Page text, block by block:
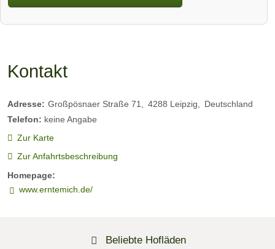
Kontakt
Adresse: Großpösnaer Straße 71 4288 Leipzig
Deutschland
Telefon: keine Angabe
Zur Karte
Zur Anfahrtsbeschreibung
Homepage:
www.erntemich.de/
Beliebte Hofläden